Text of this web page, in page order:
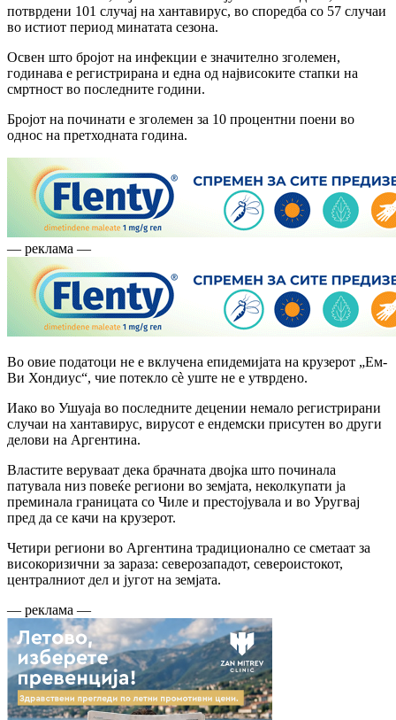
потврдени 101 случај на хантавирус, во споредба со 57 случаи
во истиот период минатата сезона.
Освен што бројот на инфекции е значително зголемен,
годинава е регистрирана и една од највисоките стапки на
смртност во последните години.
Бројот на починати е зголемен за 10 процентни поени во
однос на претходната година.
— реклама —
Во овие податоци не е вклучена епидемијата на крузерот „Ем-
Ви Хондиус“, чие потекло сè уште не е утврдено.
Иако во Ушуаја во последните децении немало регистрирани
случаи на хантавирус, вирусот е ендемски присутен во други
делови на Аргентина.
Властите веруваат дека брачната двојка што починала
патувала низ повеќе региони во земјата, неколкупати ја
преминала границата со Чиле и престојувала и во Уругвај
пред да се качи на крузерот.
Четири региони во Аргентина традиционално се сметаат за
високоризични за зараза: северозападот, североистокот,
централниот дел и југот на земјата.
— реклама —